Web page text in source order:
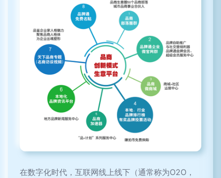
在数字化时代，互联网线上线下（通常称为O2O，